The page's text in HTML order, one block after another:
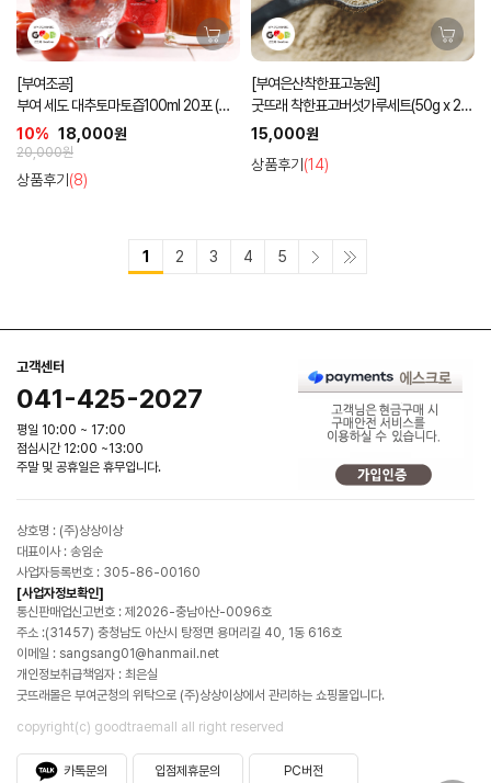
[부여조공]
부여 세도 대추토마토즙100ml 20포 (손
잡이형)
10% 18,000원
20,000원
상품후기 (8)
[부여은산착한표고농원]
굿뜨래 착한표고버섯가루세트(50g x 2
개)
15,000원
상품후기 (14)
1 2 3 4 5
고객센터
041-425-2027
평일 10:00 ~ 17:00
점심시간 12:00 ~13:00
주말 및 공휴일은 휴무입니다.
상호명 : (주)상상이상
대표이사 : 송임순
사업자등록번호 : 305-86-00160
[사업자정보확인]
통신판매업신고번호 : 제2026-충남아산-0096호
주소 :(31457) 충청남도 아산시 탕정면 용머리길 40, 1동 616호
이메일 : sangsang01@hanmail.net
개인정보취급책임자 : 최은실
굿뜨래몰은 부여군청의 위탁으로 (주)상상이상에서 관리하는 쇼핑몰입니다.
copyright(c) goodtraemall all right reserved
카톡문의 입점제휴문의 PC버전